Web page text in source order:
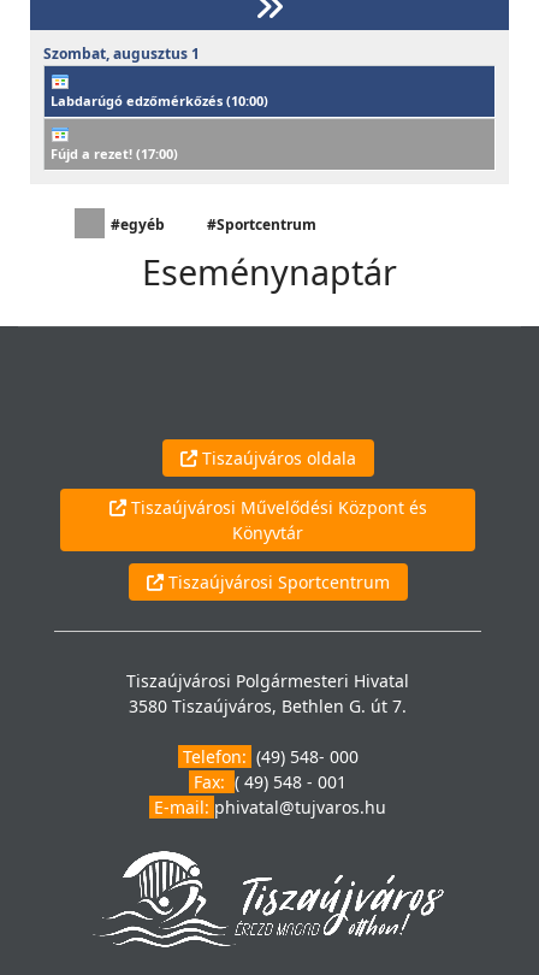
Szombat,augusztus 1
Labdarúgó edzőmérkőzés (10:00)
Fújd a rezet! (17:00)
#egyéb #Sportcentrum
Eseménynaptár
Tiszaújváros oldala
Tiszaújvárosi Művelődési Központ és
Könyvtár
Tiszaújvárosi Sportcentrum
Tiszaújvárosi Polgármesteri Hivatal
3580 Tiszaújváros, Bethlen G. út 7.
Telefon: (49) 548- 000
Fax: ( 49) 548 - 001
E-mail: phivatal@tujvaros.hu